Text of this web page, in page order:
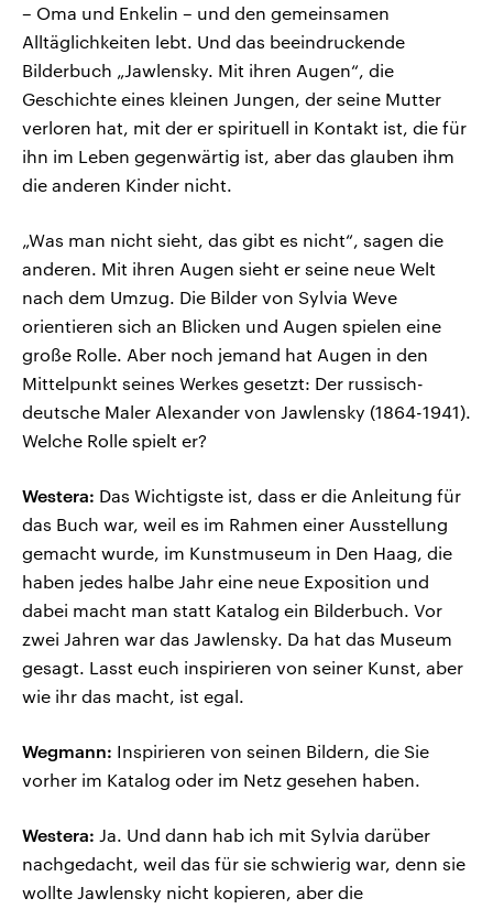
– Oma und Enkelin – und den gemeinsamen
Alltäglichkeiten lebt. Und das beeindruckende
Bilderbuch „Jawlensky. Mit ihren Augen“, die
Geschichte eines kleinen Jungen, der seine Mutter
verloren hat, mit der er spirituell in Kontakt ist, die für
ihn im Leben gegenwärtig ist, aber das glauben ihm
die anderen Kinder nicht.
„Was man nicht sieht, das gibt es nicht“, sagen die
anderen. Mit ihren Augen sieht er seine neue Welt
nach dem Umzug. Die Bilder von Sylvia Weve
orientieren sich an Blicken und Augen spielen eine
große Rolle. Aber noch jemand hat Augen in den
Mittelpunkt seines Werkes gesetzt: Der russisch-
deutsche Maler Alexander von Jawlensky (1864-1941).
Welche Rolle spielt er?
Westera: Das Wichtigste ist, dass er die Anleitung für
das Buch war, weil es im Rahmen einer Ausstellung
gemacht wurde, im Kunstmuseum in Den Haag, die
haben jedes halbe Jahr eine neue Exposition und
dabei macht man statt Katalog ein Bilderbuch. Vor
zwei Jahren war das Jawlensky. Da hat das Museum
gesagt. Lasst euch inspirieren von seiner Kunst, aber
wie ihr das macht, ist egal.
Wegmann: Inspirieren von seinen Bildern, die Sie
vorher im Katalog oder im Netz gesehen haben.
Westera: Ja. Und dann hab ich mit Sylvia darüber
nachgedacht, weil das für sie schwierig war, denn sie
wollte Jawlensky nicht kopieren, aber die